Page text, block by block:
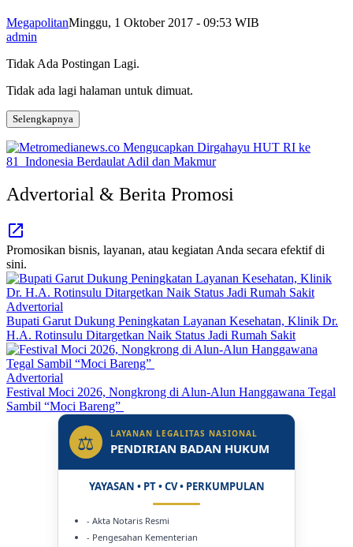
MegapolitanMinggu, 1 Oktober 2017 - 09:53 WIB
admin
Tidak Ada Postingan Lagi.
Tidak ada lagi halaman untuk dimuat.
Selengkapnya
Advertorial & Berita Promosi
Promosikan bisnis, layanan, atau kegiatan Anda secara efektif di
sini.
Advertorial
Bupati Garut Dukung Peningkatan Layanan Kesehatan, Klinik Dr.
H.A. Rotinsulu Ditargetkan Naik Status Jadi Rumah Sakit
Advertorial
Festival Moci 2026, Nongkrong di Alun-Alun Hanggawana Tegal
Sambil “Moci Bareng”
⚖ LAYANAN LEGALITAS NASIONAL
PENDIRIAN BADAN HUKUM
YAYASAN • PT • CV • PERKUMPULAN
- Akta Notaris Resmi
- Pengesahan Kementerian